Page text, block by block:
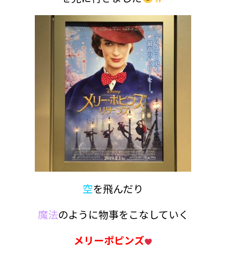
空を飛んだり
魔法のように物事をこなしていく
メリーポピンズ